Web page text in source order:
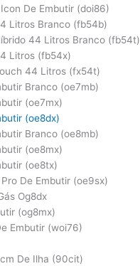
De Embutir (doi86)
Litros Branco (fb54b)
44 Litros Branco (fb54t)
Litros (fb54x)
44 Litros (fx54t)
Branco (oe7mb)
(oe7mx)
(oe8dx)
Branco (oe8mb)
(oe8mx)
(oe8tx)
De Embutir (oe9sx)
Og8dx
(og8mx)
Embutir (woi76)
De Ilha (90cit)